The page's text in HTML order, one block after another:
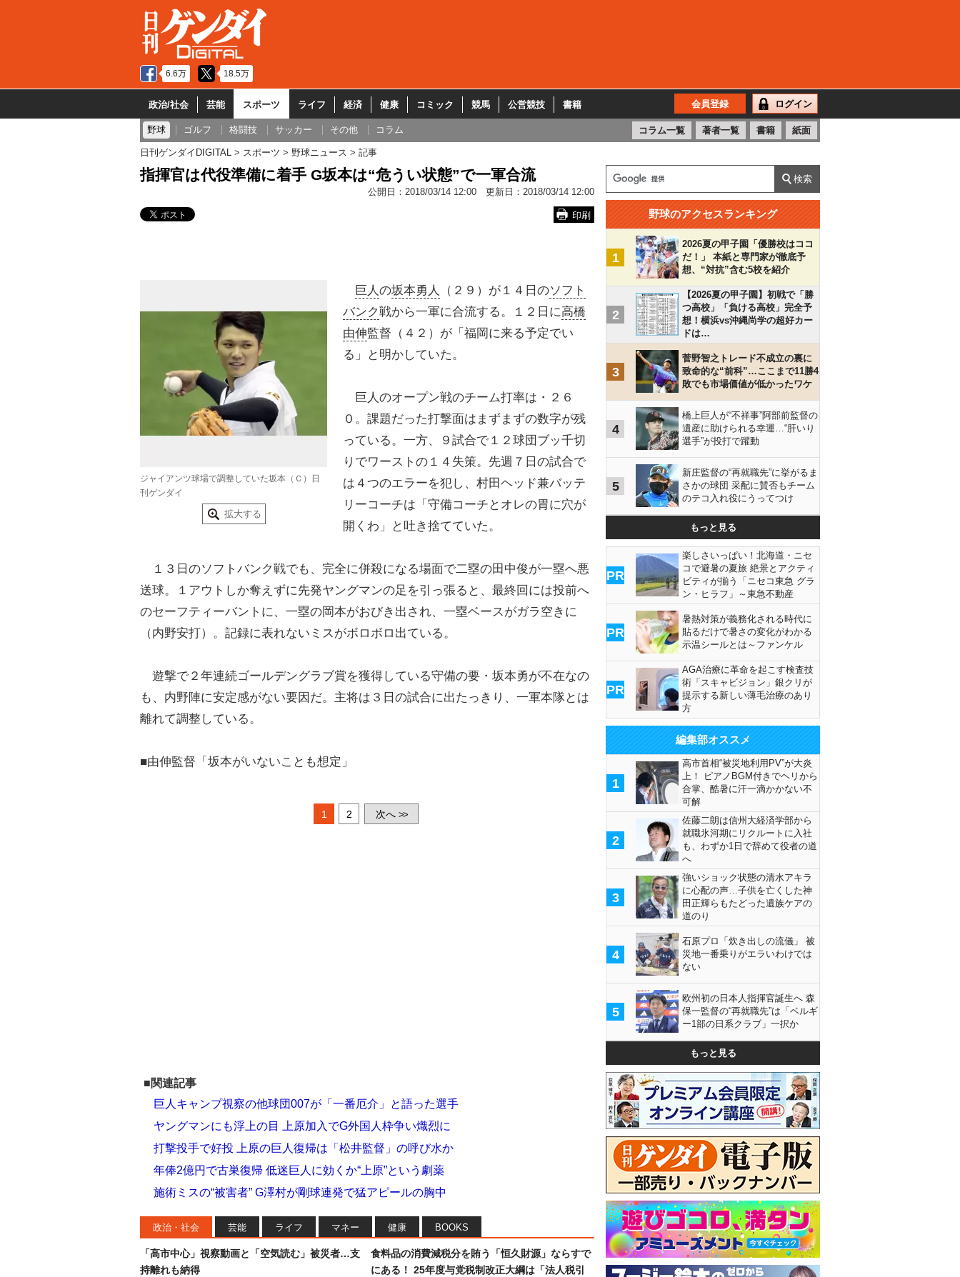
6.6万 18.5万
政治/社会 芸能 スポーツ ライフ 経済 健康 コミック 競馬 公営競技 書籍 会員登録 ログイン
野球 ゴルフ 格闘技 サッカー その他 コラム コラム一覧 著者一覧 書籍 紙面
日刊ゲンダイDIGITAL スポーツ 野球ニュース 記事
指揮官は代役準備に着手 G坂本は“危うい状態”で一軍合流
公開日： 2018/03/14 12:00 更新日： 2018/03/14 12:00
印刷
ジャイアンツ球場で調整していた坂本（Ｃ）日
刊ゲンダイ
拡大する
巨人の坂本勇人 （２９）が１４日のソフト
バンク戦から一軍に合流する。１２日に高橋
由伸監督（４２）が「福岡に来る予定でい
る」と明かしていた。
巨人のオープン戦のチーム打率は・２６
０。課題だった打撃面はまずまずの数字が残
っている。一方、９試合で１２球団ブッ千切
りでワーストの１４失策。先週７日の試合で
は４つのエラーを犯し、村田ヘッド兼バッテ
リーコーチは「守備コーチとオレの胃に穴が
開くわ」と吐き捨てていた。
１３日のソフトバンク戦でも、完全に併殺になる場面で二塁の田中俊が一塁へ悪
送球。１アウトしか奪えずに先発ヤングマンの足を引っ張ると、最終回には投前へ
のセーフティーバントに、一塁の岡本がおびき出され、一塁ベースがガラ空きに
（内野安打）。記録に表れないミスがボロボロ出ている。
遊撃で２年連続ゴールデングラブ賞を獲得している守備の要・坂本勇が不在なの
も、内野陣に安定感がない要因だ。主将は３日の試合に出たっきり、一軍本隊とは
離れて調整している。
■由伸監督「坂本がいないことも想定」
1 2 次へ >>
■関連記事
巨人キャンプ視察の他球団007が「一番厄介」と語った選手
ヤングマンにも浮上の目 上原加入でG外国人枠争い熾烈に
打撃投手で好投 上原の巨人復帰は「松井監督」の呼び水か
年俸2億円で古巣復帰 低迷巨人に効くか“上原”という劇薬
施術ミスの“被害者” G澤村が剛球連発で猛アピールの胸中
政治・社会 芸能 ライフ マネー 健康 BOOKS
「高市中心」視察動画と「空気読む」被災者…支
持離れも納得
食料品の消費減税分を賄う「恒久財源」ならすで
にある！ 25年度与党税制改正大綱は「法人税引
野球のアクセスランキング
1
2026夏の甲子園「優勝校はココ
だ！」 本紙と専門家が徹底予
想、“対抗”含む5校を紹介
2
【2026夏の甲子園】初戦で「勝
つ高校」「負ける高校」完全予
想！横浜vs沖縄尚学の超好カー
ドは…
3
菅野智之トレード不成立の裏に
致命的な“前科”…ここまで11勝4
敗でも市場価値が低かったワケ
4
橋上巨人が“不祥事”阿部前監督の
遺産に助けられる幸運…“肝いり
選手”が投打で躍動
5
新庄監督の“再就職先”に挙がるま
さかの球団 采配に賛否もチーム
のテコ入れ役にうってつけ
もっと見る
PR
楽しさいっぱい！北海道・ニセ
コで避暑の夏旅 絶景とアクティ
ビティが揃う「ニセコ東急 グラ
ン・ヒラフ」～東急不動産
PR
暑熱対策が義務化される時代に
貼るだけで暑さの変化がわかる
示温シールとは～ファンケル
PR
AGA治療に革命を起こす検査技
術「スキャビジョン」銀クリが
提示する新しい薄毛治療のあり
方
編集部オススメ
1
高市首相“被災地利用PV”が大炎
上！ ピアノBGM付きでヘリから
合掌、酷暑に汗一滴かかない不
可解
2
佐藤二朗は信州大経済学部から
就職氷河期にリクルートに入社
も、わずか1日で辞めて役者の道
へ
3
強いショック状態の清水アキラ
に心配の声…子供を亡くした神
田正輝らもたどった遺族ケアの
道のり
4
石原プロ「炊き出しの流儀」 被
災地一番乗りがエラいわけでは
ない
5
欧州初の日本人指揮官誕生へ 森
保一監督の“再就職先”は「ベルギ
ー1部の日系クラブ」一択か
もっと見る